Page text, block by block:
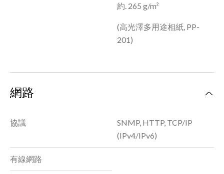
約. 265 g/m²
(高光澤多用途相紙, PP-
201)
網路
協議
SNMP, HTTP, TCP/IP
(IPv4/IPv6)
有線網路